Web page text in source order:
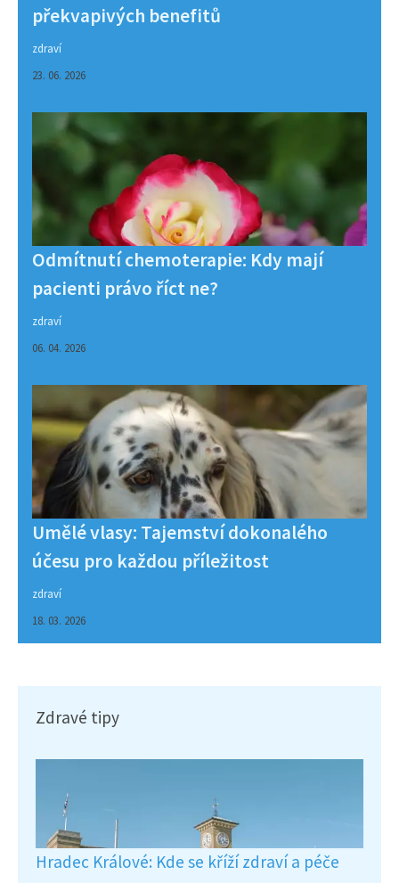
překvapivých benefitů
zdraví
23. 06. 2026
Odmítnutí chemoterapie: Kdy mají
pacienti právo říct ne?
zdraví
06. 04. 2026
Umělé vlasy: Tajemství dokonalého
účesu pro každou příležitost
zdraví
18. 03. 2026
Zdravé tipy
Hradec Králové: Kde se kříží zdraví a péče